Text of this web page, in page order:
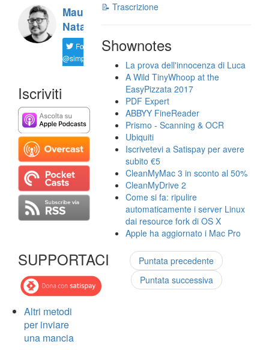
Maurizio
Natali
Follow
@simplemal
Iscriviti
SUPPORTACI
Altri metodi
per inviare
una mancia
📝 Trascrizione
Shownotes
La prova dell'innocenza di Luca
A Wild TinyWhoop at the
EasyPizzata 2017
PDF Expert
ABBYY FineReader
Prismo - Scanning & OCR
Ubiquiti
Iscrivetevi a Satispay per avere
subito €5
CleanMyMac 3 in sconto al 50%
CleanMyDrive 2
Come si fa: ripulire
automaticamente i server Linux
dai resource fork di OS X
Apple ha aggiornato i Mac Pro
Puntata precedente
Puntata successiva